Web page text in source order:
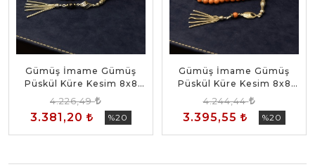
Gümüş İmame Gümüş
Püskül Küre Kesim 8x8
mm Doğal Yıldız Taşı
Tesbih
4.226,49
3.381,20 %20
Gümüş İmame Gümüş
Püskül Küre Kesim 8x8
mm Doğal Yıldız Taşı
Tesbih
4.244,44
3.395,55 %20